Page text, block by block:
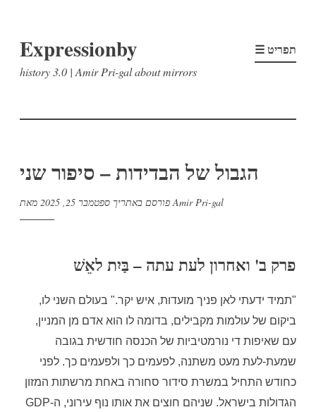
לתוכן
Expressionby
history 3.0 | Amir Pri-gal about mirrors
☰ תפריט
הגבול של הבדידות – סיפור שני
פורסם באתריך ספטמבר 25, 2025 מאתAmir Pri-gal
פרק ב' ואחרון לעת עתה – בַּיִת לאֵשׁ
"תמיד ידעתי לאן פניך מועדות, איש יקר." בעולם השני לו,
ביקום של עולמות מקבילים, בדומה לו הוא אדם מן המניין,
עם שאיפות די נורמטיביות של הכנסה חודשית בגובה
שמעת-לעת מעט משתנה, לפעמים כך ולפעמים כך. לפני
כחודש התחיל במשרת סידור סחורה באחת מרשתות המזון
הגדולות בישראל. שניהם חוצים את אותו נוף עירוני, ה-GDP